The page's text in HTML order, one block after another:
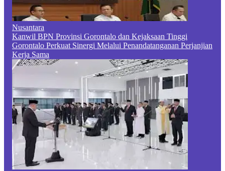
Nusantara
Kanwil BPN Provinsi Gorontalo dan Kejaksaan Tinggi
Gorontalo Perkuat Sinergi Melalui Penandatanganan Perjanjian
Kerja Sama